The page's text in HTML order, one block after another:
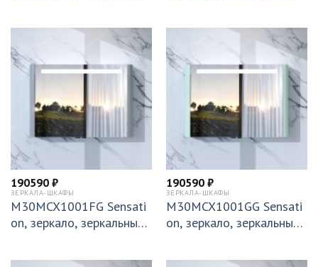
серый шелк, глянцевая, ш
ой, светло-голубой, глян
190590 ₽
ЗЕРКАЛА-ШКАФЫ
M30MCX1001FG Sensati
on, зеркало, зеркальный
190590 ₽
ЗЕРКАЛА-ШКАФЫ
M30MCX1001GG Sensati
on, зеркало, зеркальный